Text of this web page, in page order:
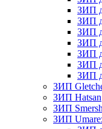
ЗИП
ЗИП
ЗИП
ЗИП
ЗИП
ЗИП
ЗИП
ЗИП
ЗИП Hatsan
ЗИП Smersh
ЗИП